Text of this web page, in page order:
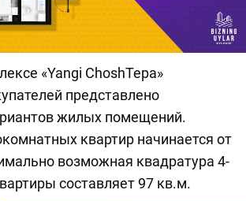
«Yangi ChoshTepa»
представлено
жилых помещений.
квартир начинается от
возможная квадратура 4-
составляет 97 кв.м.